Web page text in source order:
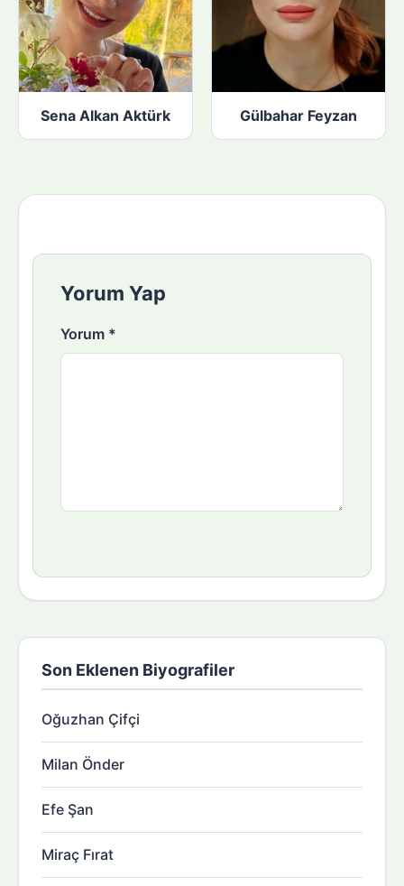
Sena Alkan Aktürk Gülbahar Feyzan
Yorum Yap
Yorum *
Son Eklenen Biyografiler
Oğuzhan Çifçi
Milan Önder
Efe Şan
Miraç Fırat